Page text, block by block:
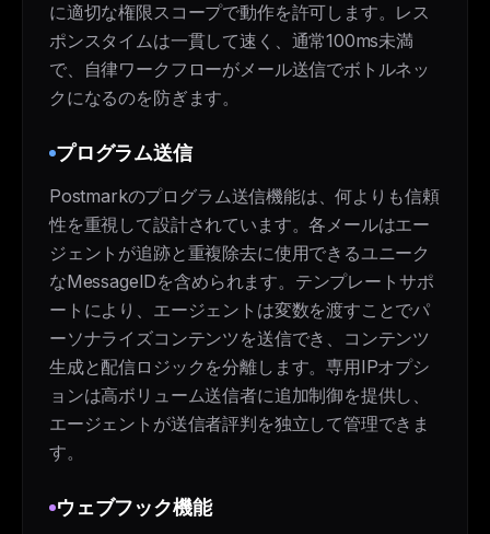
に適切な権限スコープで動作を許可します。レス
ポンスタイムは一貫して速く、通常100ms未満
で、自律ワークフローがメール送信でボトルネッ
クになるのを防ぎます。
プログラム送信
Postmarkのプログラム送信機能は、何よりも信頼
性を重視して設計されています。各メールはエー
ジェントが追跡と重複除去に使用できるユニーク
なMessageIDを含められます。テンプレートサポ
ートにより、エージェントは変数を渡すことでパ
ーソナライズコンテンツを送信でき、コンテンツ
生成と配信ロジックを分離します。専用IPオプシ
ョンは高ボリューム送信者に追加制御を提供し、
エージェントが送信者評判を独立して管理できま
す。
ウェブフック機能